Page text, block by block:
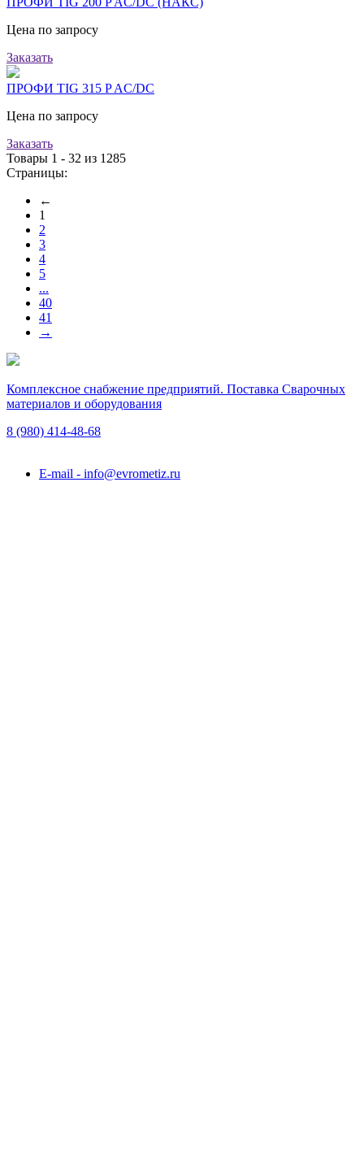
Цена по запросу
Заказать
ПРОФИ TIG 315 P AC/DC
Цена по запросу
Заказать
Товары 1 - 32 из 1285
Страницы:
←
1
2
3
4
5
...
40
41
→
Комплексное снабжение предприятий. Поставка Сварочных
материалов и оборудования
8 (980) 414-48-68
E-mail - info@evrometiz.ru